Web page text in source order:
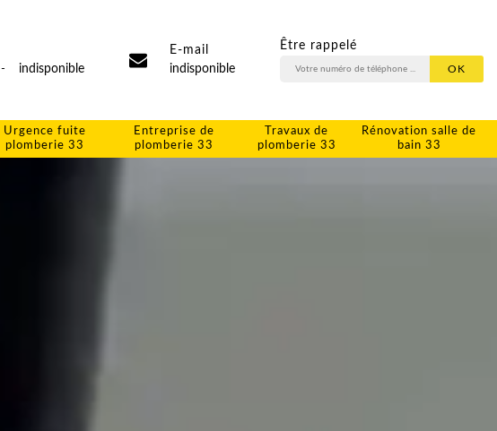
- indisponible
E-mail
indisponible
Être rappelé
Urgence fuite
plomberie 33
Entreprise de
plomberie 33
Travaux de
plomberie 33
Rénovation salle de
bain 33